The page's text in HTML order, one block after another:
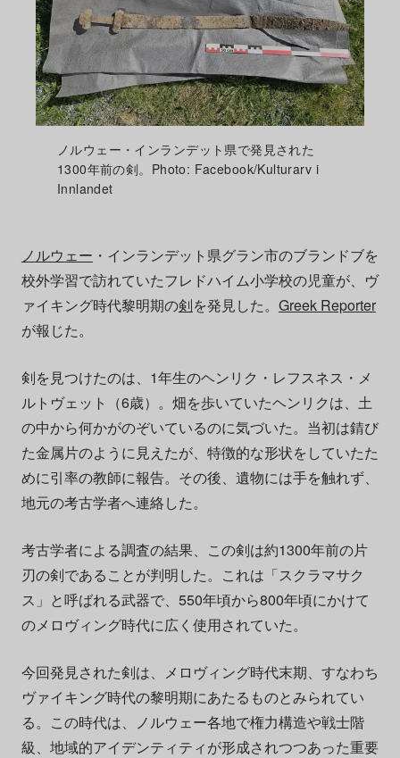
ノルウェー・インランデット県で発見された
1300年前の剣。Photo: Facebook/Kulturarv i
Innlandet
ノルウェー ・インランデット県グラン市のブランドブを
校外学習で訪れていたフレドハイム小学校の児童が、ヴ
ァイキング時代黎明期の剣を発見した。 Greek Reporter
が報じた。
剣を見つけたのは、1年生のヘンリク・レフスネス・メ
ルトヴェット（6歳）。畑を歩いていたヘンリクは、土
の中から何かがのぞいているのに気づいた。当初は錆び
た金属片のように見えたが、特徴的な形状をしていたた
めに引率の教師に報告。その後、遺物には手を触れず、
地元の考古学者へ連絡した。
考古学者による調査の結果、この剣は約1300年前の片
刃の剣であることが判明した。これは「スクラマサク
ス」と呼ばれる武器で、550年頃から800年頃にかけて
のメロヴィング時代に広く使用されていた。
今回発見された剣は、メロヴィング時代末期、すなわち
ヴァイキング時代の黎明期にあたるものとみられてい
る。この時代は、ノルウェー各地で権力構造や戦士階
級、地域的アイデンティティが形成されつつあった重要